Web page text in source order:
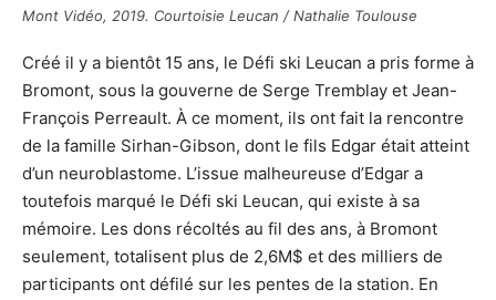
Mont Vidéo, 2019. Courtoisie Leucan / Nathalie Toulouse
Créé il y a bientôt 15 ans, le Défi ski Leucan a pris forme à
Bromont, sous la gouverne de Serge Tremblay et Jean-
François Perreault. À ce moment, ils ont fait la rencontre
de la famille Sirhan-Gibson, dont le fils Edgar était atteint
d’un neuroblastome. L’issue malheureuse d’Edgar a
toutefois marqué le Défi ski Leucan, qui existe à sa
mémoire. Les dons récoltés au fil des ans, à Bromont
seulement, totalisent plus de 2,6M$ et des milliers de
participants ont défilé sur les pentes de la station. En